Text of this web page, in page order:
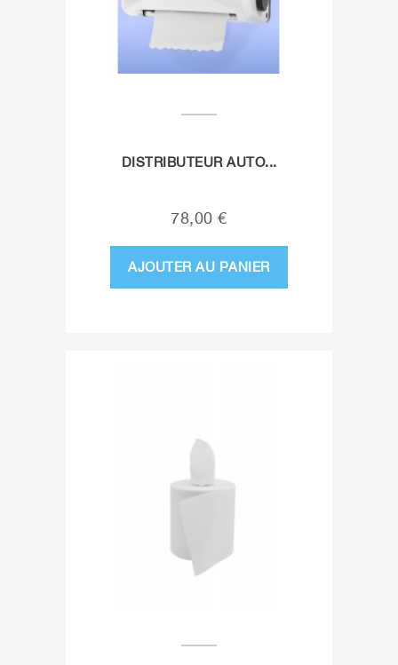
DISTRIBUTEUR AUTO...
78,00 €
AJOUTER AU PANIER